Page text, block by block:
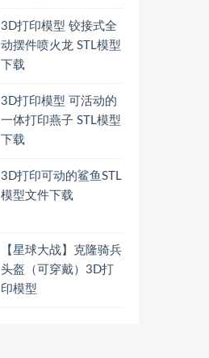
3D打印模型 铰接式全
动摆件喷火龙 STL模型
下载
3D打印模型 可活动的
一体打印燕子 STL模型
下载
3D打印可动的鲨鱼STL
模型文件下载
【星球大战】克隆骑兵
头盔（可穿戴）3D打
印模型